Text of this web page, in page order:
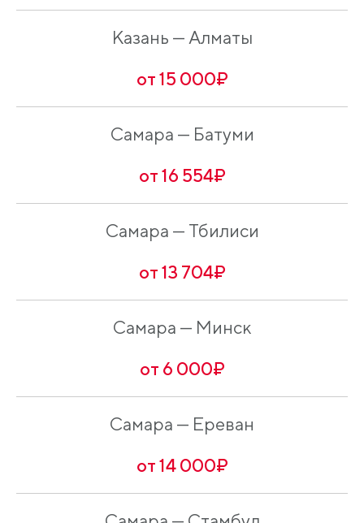
Казань — Алматы
от 15 000₽
Самара — Батуми
от 16 554₽
Самара — Тбилиси
от 13 704₽
Самара — Минск
от 6 000₽
Самара — Ереван
от 14 000₽